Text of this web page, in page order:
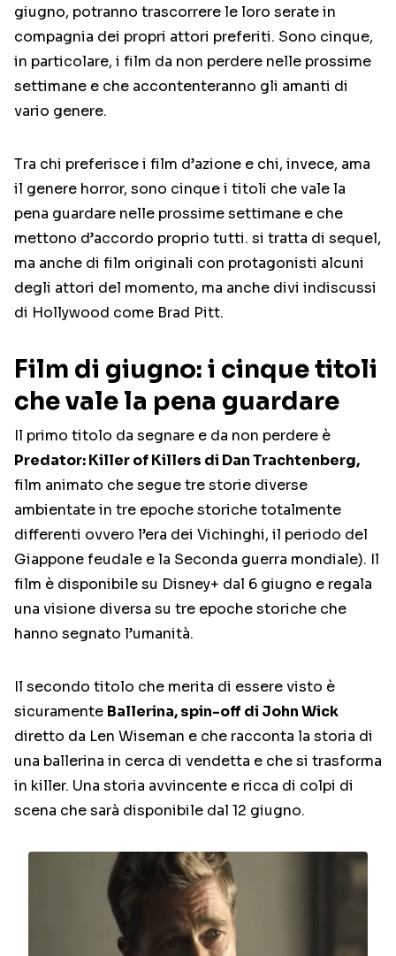
giugno, potranno trascorrere le loro serate in
compagnia dei propri attori preferiti. Sono cinque,
in particolare, i film da non perdere nelle prossime
settimane e che accontenteranno gli amanti di
vario genere.
Tra chi preferisce i film d’azione e chi, invece, ama
il genere horror, sono cinque i titoli che vale la
pena guardare nelle prossime settimane e che
mettono d’accordo proprio tutti. si tratta di sequel,
ma anche di film originali con protagonisti alcuni
degli attori del momento, ma anche divi indiscussi
di Hollywood come Brad Pitt.
Film di giugno: i cinque titoli
che vale la pena guardare
Il primo titolo da segnare e da non perdere è
Predator: Killer of Killers di Dan Trachtenberg,
film animato che segue tre storie diverse
ambientate in tre epoche storiche totalmente
differenti ovvero l’era dei Vichinghi, il periodo del
Giappone feudale e la Seconda guerra mondiale). Il
film è disponibile su Disney+ dal 6 giugno e regala
una visione diversa su tre epoche storiche che
hanno segnato l’umanità.
Il secondo titolo che merita di essere visto è
sicuramente Ballerina, spin-off di John Wick
diretto da Len Wiseman e che racconta la storia di
una ballerina in cerca di vendetta e che si trasforma
in killer. Una storia avvincente e ricca di colpi di
scena che sarà disponibile dal 12 giugno.